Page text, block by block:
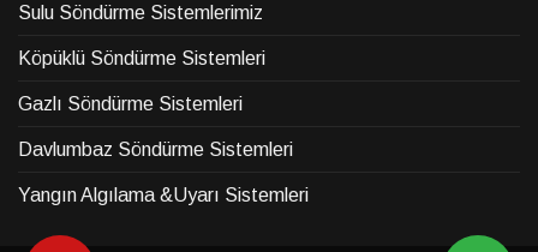
Sulu Söndürme Sistemlerimiz
Köpüklü Söndürme Sistemleri
Gazlı Söndürme Sistemleri
Davlumbaz Söndürme Sistemleri
Yangın Algılama &Uyarı Sistemleri